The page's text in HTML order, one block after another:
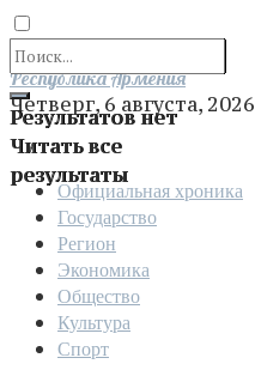
Результатов нет
Читать все
результаты
Отправить
Республика Армения
Четверг, 6 августа, 2026
Официальная хроника
Государство
Регион
Экономика
Общество
Культура
Спорт